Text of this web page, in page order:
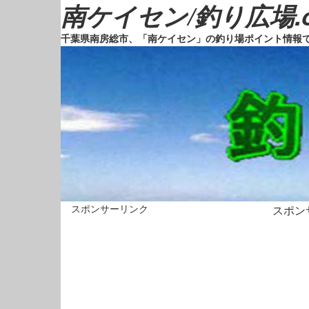
南ケイセン/釣り広場
千葉県南房総市、「南ケイセン」の釣り場ポイント情報
スポ
スポンサーリンク